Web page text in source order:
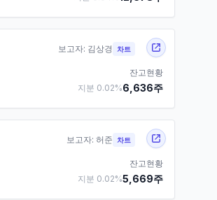
보고자: 김상경 차트
잔고현황
지분 0.02%6,636주
보고자: 허준 차트
잔고현황
지분 0.02%5,669주